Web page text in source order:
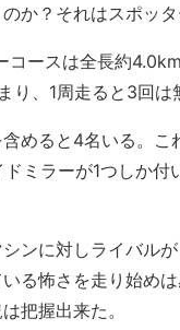
か？それはスポッタ
ースは全長約
り、1周走ると3回は
めると4名いる。
ミラーが1つしか
ンに対しライバル
る怖さを走り始め
把握出来た。